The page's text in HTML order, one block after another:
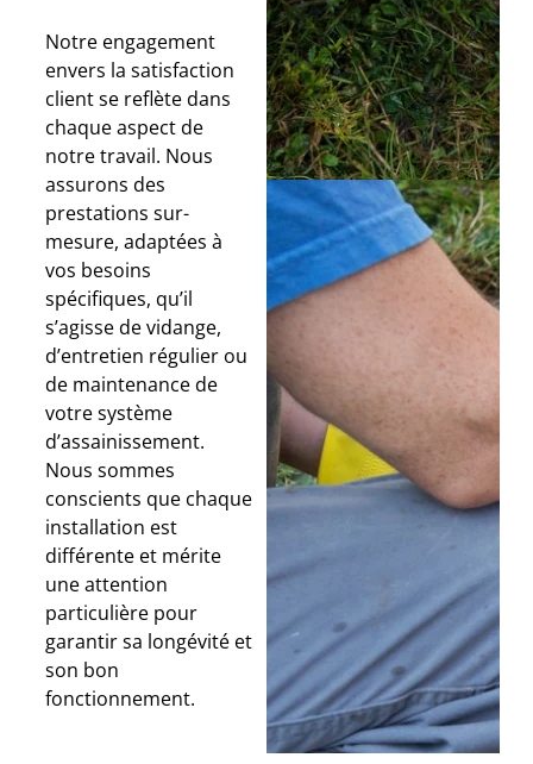
Notre engagement
envers la satisfaction
client se reflète dans
chaque aspect de
notre travail. Nous
assurons des
prestations sur-
mesure, adaptées à
vos besoins
spécifiques, qu’il
s’agisse de vidange,
d’entretien régulier ou
de maintenance de
votre système
d’assainissement.
Nous sommes
conscients que chaque
installation est
différente et mérite
une attention
particulière pour
garantir sa longévité et
son bon
fonctionnement.